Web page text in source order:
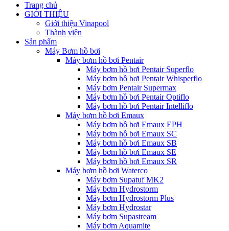
Trang chủ
GIỚI THIỆU
Giới thiệu Vinapool
Thành viên
Sản phẩm
Máy Bơm hồ bơi
Máy bơm hồ bơi Pentair
Máy bơm hồ bơi Pentair Superflo
Máy bơm hồ bơi Pentair Whisperflo
Máy bơm Pentair Supermax
Máy bơm hồ bơi Pentair Optiflo
Máy bơm hồ bơi Pentair Intelliflo
Máy bơm hồ bơi Emaux
Máy bơm hồ bơi Emaux EPH
Máy bơm hồ bơi Emaux SC
Máy bơm hồ bơi Emaux SB
Máy bơm hồ bơi Emaux SE
Máy bơm hồ bơi Emaux SR
Máy bơm hồ bơi Waterco
Máy bơm Supatuf MK2
Máy bơm Hydrostorm
Máy bơm Hydrostorm Plus
Máy bơm Hydrostar
Máy bơm Supastream
Máy bơm Aquamite